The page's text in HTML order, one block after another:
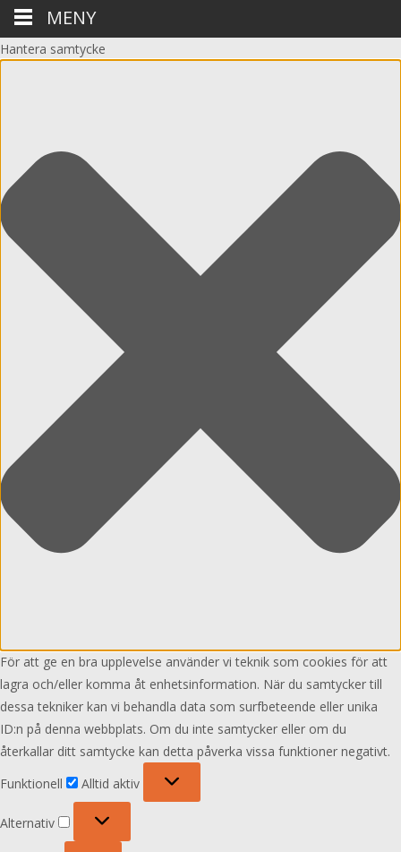
Hantera samtycke
För att ge en bra upplevelse använder vi teknik som cookies för att
lagra och/eller komma åt enhetsinformation. När du samtycker till
dessa tekniker kan vi behandla data som surfbeteende eller unika
ID:n på denna webbplats. Om du inte samtycker eller om du
återkallar ditt samtycke kan detta påverka vissa funktioner negativt.
Funktionell
Alltid aktiv
Alternativ
MENY